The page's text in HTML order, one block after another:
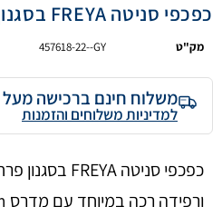
כפכפי סניטה FREYA בסגנון פרחוני
מק"ט 457618-22--GY
משלוח חינם ברכישה מעל ₪299
למדיניות משלוחים והזמנות